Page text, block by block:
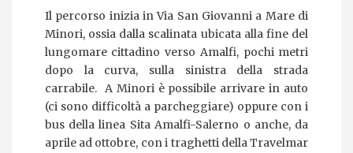
Il percorso inizia in Via San Giovanni a Mare di
Minori, ossia dalla scalinata ubicata alla fine del
lungomare cittadino verso Amalfi, pochi metri
dopo la curva, sulla sinistra della strada
carrabile. A Minori è possibile arrivare in auto
(ci sono difficoltà a parcheggiare) oppure con i
bus della linea Sita Amalfi-Salerno o anche, da
aprile ad ottobre, con i traghetti della Travelmar